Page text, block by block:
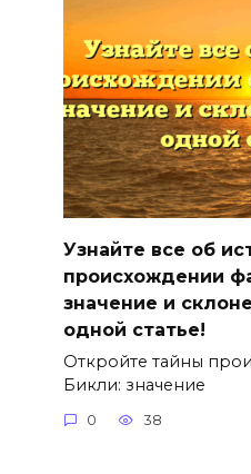
Узнайте все об
происхождении
значение и
одной статье!
Откройте тайны
Бикли: значение
0 38